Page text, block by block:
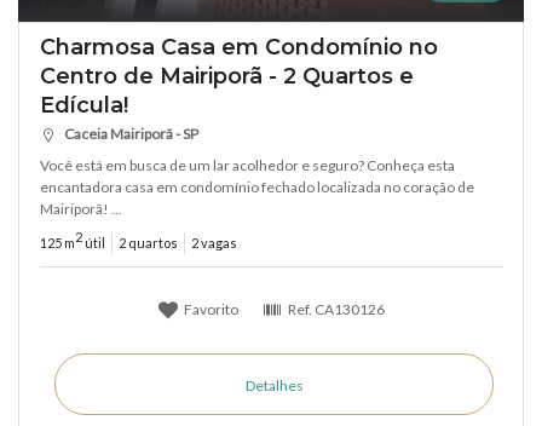
Charmosa Casa em Condomínio no
Centro de Mairiporã - 2 Quartos e
Edícula!
Caceia Mairiporã - SP
Você está em busca de um lar acolhedor e seguro? Conheça esta
encantadora casa em condomínio fechado localizada no coração de
Mairiporã! ...
125 m2 útil 2 quartos 2 vagas
Favorito Ref. CA130126
Detalhes